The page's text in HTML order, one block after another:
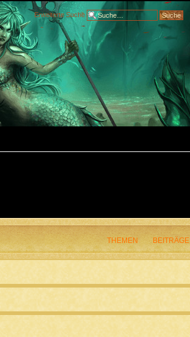
Erweiterte Suche
THEMEN BEITRÄGE